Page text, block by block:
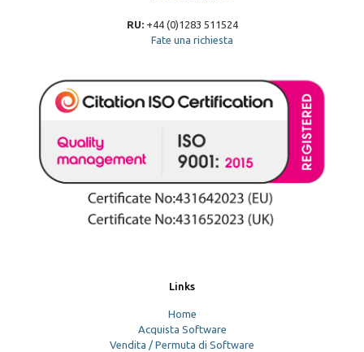
RU:+44 (0)1283 511524
Fate una richiesta
Links
Home
Acquista Software
Vendita / Permuta di Software